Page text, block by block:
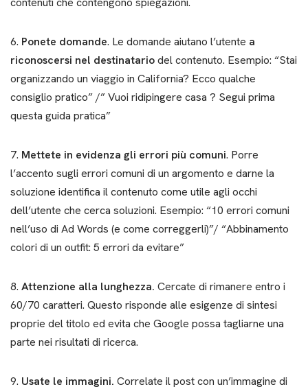
6. Ponete domande. Le domande aiutano l’utente a
riconoscersi nel destinatariodel contenuto. Esempio: “Stai
organizzando un viaggio in California? Ecco qualche
consiglio pratico” /” Vuoi ridipingere casa ? Segui prima
questa guida pratica”
7. Mettete in evidenza gli errori più comuni. Porre
l’accento sugli errori comuni di un argomento e darne la
soluzione identifica il contenuto come utile agli occhi
dell’utente che cerca soluzioni. Esempio: “10 errori comuni
nell’uso di Ad Words (e come correggerli)”/ “Abbinamento
colori di un outfit: 5 errori da evitare”
8. Attenzione alla lunghezza. Cercate di rimanere entro i
60/70 caratteri. Questo risponde alle esigenze di sintesi
proprie del titolo ed evita che Google possa tagliarne una
parte nei risultati di ricerca.
9. Usate le immagini. Correlate il post con un’immagine di